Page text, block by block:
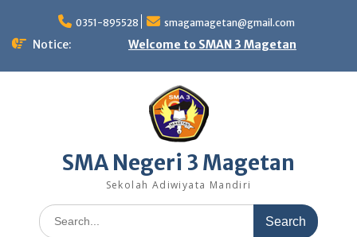
content
0351-895528 smagamagetan@gmail.com
Notice: Welcome to SMAN 3 Magetan
SMA Negeri 3 Magetan
Sekolah Adiwiyata Mandiri
Search
for: